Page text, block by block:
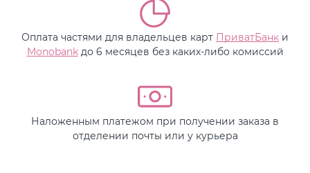
Оплата частями для владельцев карт ПриватБанк и
Monobankдо 6 месяцев без каких-либо комиссий
Наложенным платежом при получении заказа в
отделении почты или у курьера